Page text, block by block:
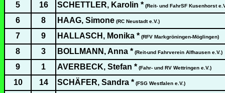
5 16 SCHETTLER, Karolin * (Reit- und FahrSF Kusenhorst
6 8 HAAG, Simone (RC Neustadt e.V.)
7 9 HALLASCH, Monika * (RFV Markgröningen-Möglingen)
8 3 BOLLMANN, Anna * (Reit-und Fahrverein Alfhausen e.V.)
9 1 AVERBECK, Stefan * (Fahr- und RV Wettringen e.V.)
10 14 SCHÄFER, Sandra * (FSG Westfalen e.V.)